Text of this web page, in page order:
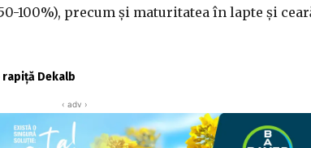
100%), precum şi maturitatea în lapte şi
Dekalb
‹ adv ›